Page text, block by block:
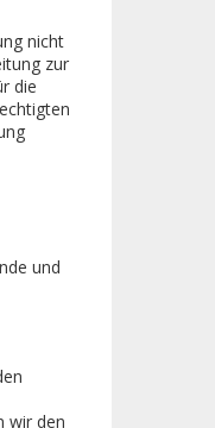
nicht
zur
die
und
wir den